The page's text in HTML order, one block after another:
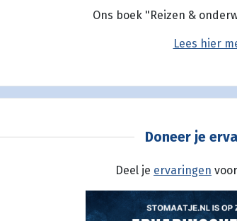
Ons boek "Reizen &
Lees hier
Doneer je
Deel je ervaringen